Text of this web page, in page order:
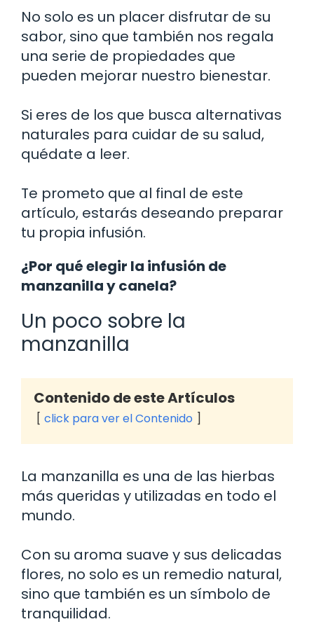
No solo es un placer disfrutar de su
sabor, sino que también nos regala
una serie de propiedades que
pueden mejorar nuestro bienestar.
Si eres de los que busca alternativas
naturales para cuidar de su salud,
quédate a leer.
Te prometo que al final de este
artículo, estarás deseando preparar
tu propia infusión.
¿Por qué elegir la infusión de
manzanilla y canela?
Un poco sobre la
manzanilla
Contenido de este Artículos
click para ver el Contenido
La manzanilla es una de las hierbas
más queridas y utilizadas en todo el
mundo.
Con su aroma suave y sus delicadas
flores, no solo es un remedio natural,
sino que también es un símbolo de
tranquilidad.